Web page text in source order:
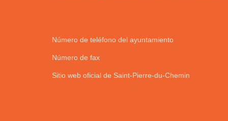
Número de teléfono del ayuntamiento
Número de fax
Sitio web oficial de Saint-Pierre-du-Chemin